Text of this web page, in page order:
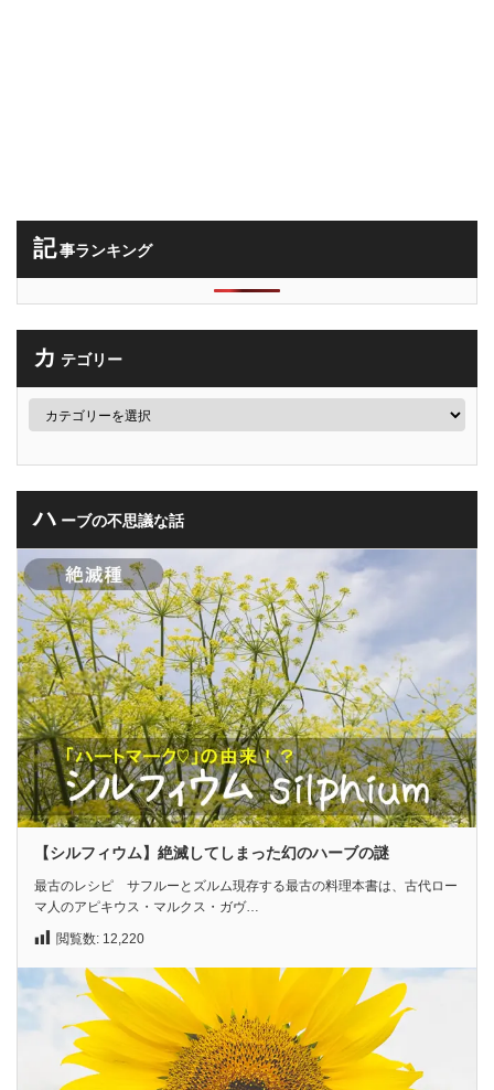
記事ランキング
カ テゴリー
ハ ーブの不思議な話
【シルフィウム】絶滅してしまった幻のハーブの謎
最古のレシピ サフルーとズルム現存する最古の料理本書は、古代ロー
マ人のアピキウス・マルクス・ガヴ…
閲覧数: 12,220